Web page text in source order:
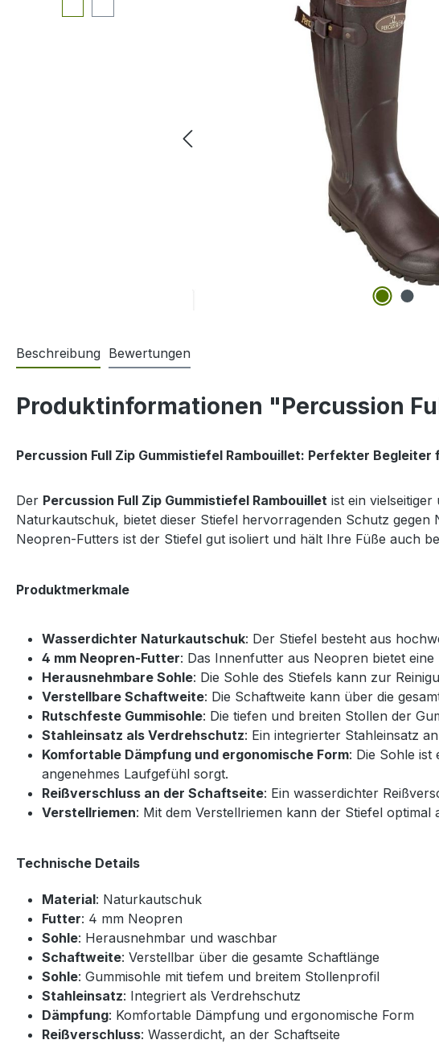
Beschreibung Bewertungen
Produktinformationen "Percussion
Percussion Full Zip Gummistiefel Rambouillet: Perfekter Begleiter
Der Percussion Full Zip Gummistiefel Rambouillet ist ein
Naturkautschuk, bietet dieser Stiefel hervorragenden Schutz
Neopren-Futters ist der Stiefel gut isoliert und hält Ihre Füße auch
Produktmerkmale
Wasserdichter Naturkautschuk: Der Stiefel besteht aus
4 mm Neopren-Futter: Das Innenfutter aus Neopren bietet
Herausnehmbare Sohle: Die Sohle des Stiefels kann zur
Verstellbare Schaftweite: Die Schaftweite kann über die
Rutschfeste Gummisohle: Die tiefen und breiten Stollen der
Stahleinsatz als Verdrehschutz: Ein integrierter Stahleinsatz
Komfortable Dämpfung und ergonomische Form: Die Sohle
angenehmes Laufgefühl sorgt.
Reißverschluss an der Schaftseite: Ein wasserdichter
Verstellriemen: Mit dem Verstellriemen kann der Stiefel optimal
Technische Details
Material: Naturkautschuk
Futter: 4 mm Neopren
Sohle: Herausnehmbar und waschbar
Schaftweite: Verstellbar über die gesamte Schaftlänge
Sohle: Gummisohle mit tiefem und breitem Stollenprofil
Stahleinsatz: Integriert als Verdrehschutz
Dämpfung: Komfortable Dämpfung und ergonomische Form
Reißverschluss: Wasserdicht, an der Schaftseite